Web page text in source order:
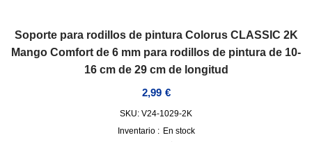
Soporte para rodillos de pintura Colorus CLASSIC 2K
Mango Comfort de 6 mm para rodillos de pintura de 10-
16 cm de 29 cm de longitud
2,99 €
SKU: V24-1029-2K
Inventario : En stock